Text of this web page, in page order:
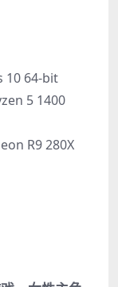
10 64-bit
5 1400
R9 280X